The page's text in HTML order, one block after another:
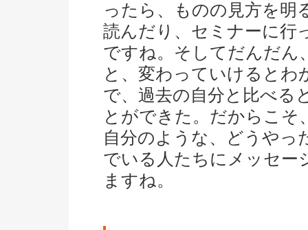
ったら、ものの見方を明
読んだり、セミナーに行
ですね。そしてだんだん
と、変わっていけるとわ
で、過去の自分と比べる
とができた。だからこそ
自分のような、どうやっ
でいる人たちにメッセー
ますね。